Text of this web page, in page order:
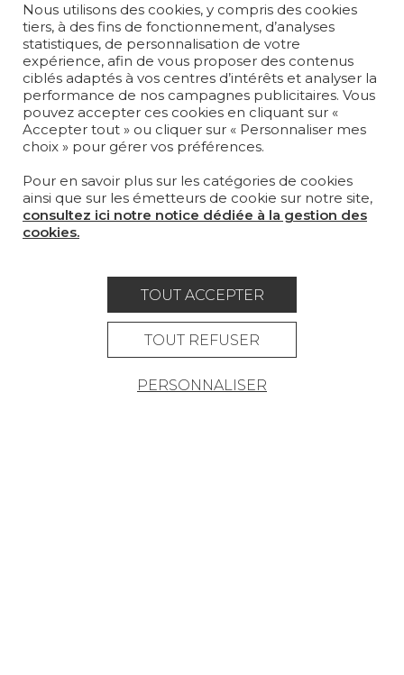
TISSUS
PAPIERS PEINTS
TAPIS ET MOQUETTES
MOBILIER
PROJETS
SUR-MESURE
MAGAZINE
OÙ NOUS TROUVER ?
Nous utilisons des cookies, y compris des cookies
tiers, à des fins de fonctionnement, d’analyses
statistiques, de personnalisation de votre
expérience, afin de vous proposer des contenus
ciblés adaptés à vos centres d’intérêts et analyser la
performance de nos campagnes publicitaires. Vous
pouvez accepter ces cookies en cliquant sur «
Accepter tout » ou cliquer sur « Personnaliser mes
choix » pour gérer vos préférences.
Pour en savoir plus sur les catégories de cookies
ainsi que sur les émetteurs de cookie sur notre site,
consultez ici notre notice dédiée à la gestion des
cookies.
TOUT ACCEPTER
TOUT REFUSER
PERSONNALISER